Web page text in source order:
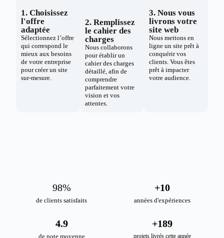
1. Choisissez
l'offre
adaptée
Sélectionnez l’offre
qui correspond le
mieux aux besoins
de votre entreprise
pour créer un site
sur-mesure.
2. Remplissez
le cahier des
charges
Nous collaborons
pour établir un
cahier des charges
détaillé, afin de
comprendre
parfaitement votre
vision et vos
attentes.
3. Nous vous
livrons votre
site web
Nous mettons en
ligne un site prêt à
conquérir vos
clients. Vous êtes
prêt à impacter
votre audience.
de clients satisfaits
98%
années d'expériences
+10
de note moyenne
4.9
projets livrés cette année
+189